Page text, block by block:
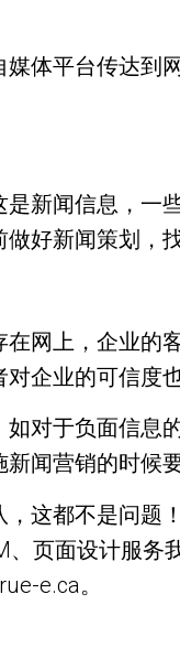
体平台传达
新闻信息，
好新闻策划，
网上，企业
企业的可信度
对于负面信
闻营销的时候
这都不是问题
页面设计服
e.ca。